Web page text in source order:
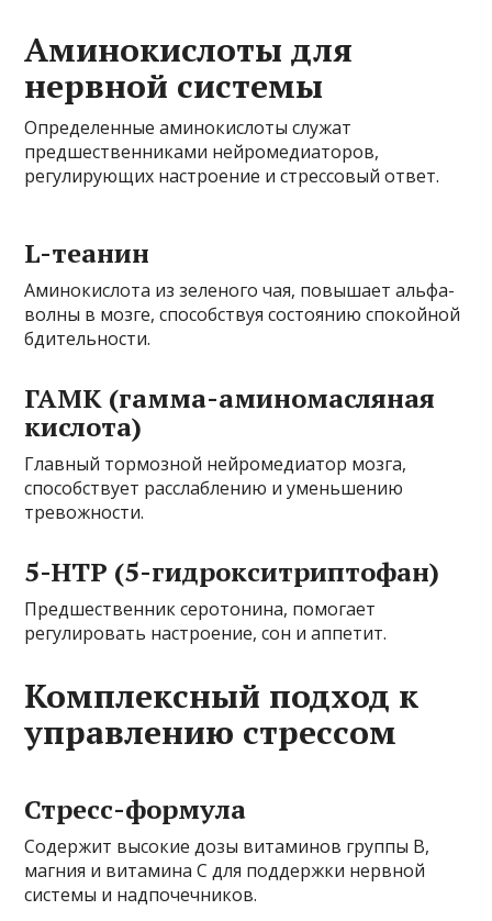
Аминокислоты для
нервной системы
Определенные аминокислоты служат
предшественниками нейромедиаторов,
регулирующих настроение и стрессовый ответ.
L-теанин
Аминокислота из зеленого чая, повышает альфа-
волны в мозге, способствуя состоянию спокойной
бдительности.
ГАМК (гамма-аминомасляная
кислота)
Главный тормозной нейромедиатор мозга,
способствует расслаблению и уменьшению
тревожности.
5-НТР (5-гидрокситриптофан)
Предшественник серотонина, помогает
регулировать настроение, сон и аппетит.
Комплексный подход к
управлению стрессом
Стресс-формула
Содержит высокие дозы витаминов группы B,
магния и витамина C для поддержки нервной
системы и надпочечников.